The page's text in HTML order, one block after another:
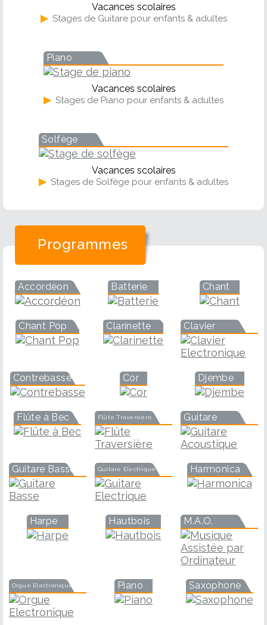
Vacances scolaires
▶ Stages de Guitare pour enfants & adultes
Piano
Vacances scolaires
▶ Stages de Piano pour enfants & adultes
Solfège
Vacances scolaires
▶ Stages de Solfège pour enfants & adultes
Programmes
Accordéon Batterie Chant
Chant Pop Clarinette Clavier
Contrebasse Cor Djembe
Flûte à Bec Flûte Traversière Guitare
Guitare Basse Guitare Electrique Harmonica
Harpe Hautbois M.A.O.
Orgue Electronique Piano Saxophone